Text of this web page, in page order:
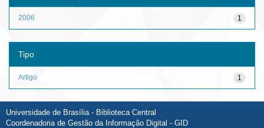
1
2006
Tipo
1
Artigo
Universidade de Brasília - Biblioteca Central
Coordenadoria de Gestão da Informação Digital - GID